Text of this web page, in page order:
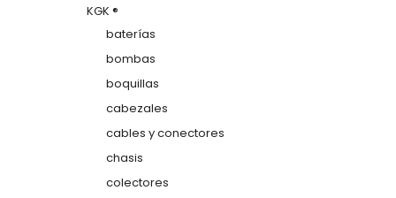
KGK ®
baterías
bombas
boquillas
cabezales
cables y conectores
chasis
colectores